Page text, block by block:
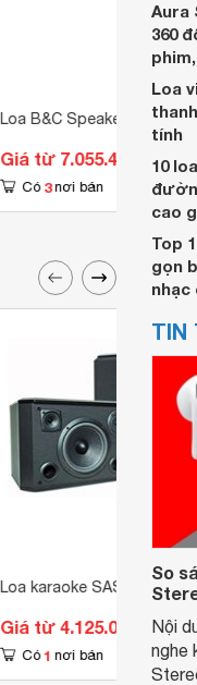
Loa B&C Speakers 12PLB76
Giá từ 7.055.400 đ
Có 3 nơi bán
Loa karaoke SAS S-500
Giá từ 4.125.000 đ
Có 1 nơi bán
Aura
360
Loa
tính
10
cao
Top
gọn
nhạc
TIN
So
Nội
nghe